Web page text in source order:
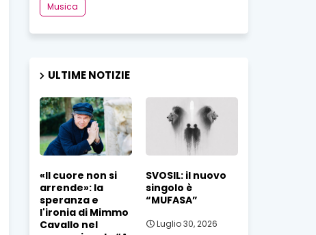
Musica
ULTIME NOTIZIE
«Il cuore non si
arrende»: la
speranza e
l'ironia di Mimmo
Cavallo nel
SVOSIL: il nuovo
singolo è
“MUFASA”
Luglio 30, 2026